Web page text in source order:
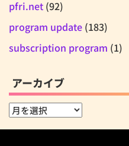
pfri.net (92)
program update (183)
subscription program (1)
アーカイブ
ア